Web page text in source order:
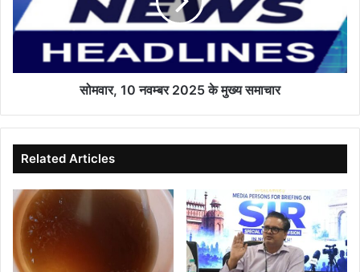
मुख्य
समाचार
सोमवार, 10 नवम्बर 2025 के मुख्य समाचार
Related Articles